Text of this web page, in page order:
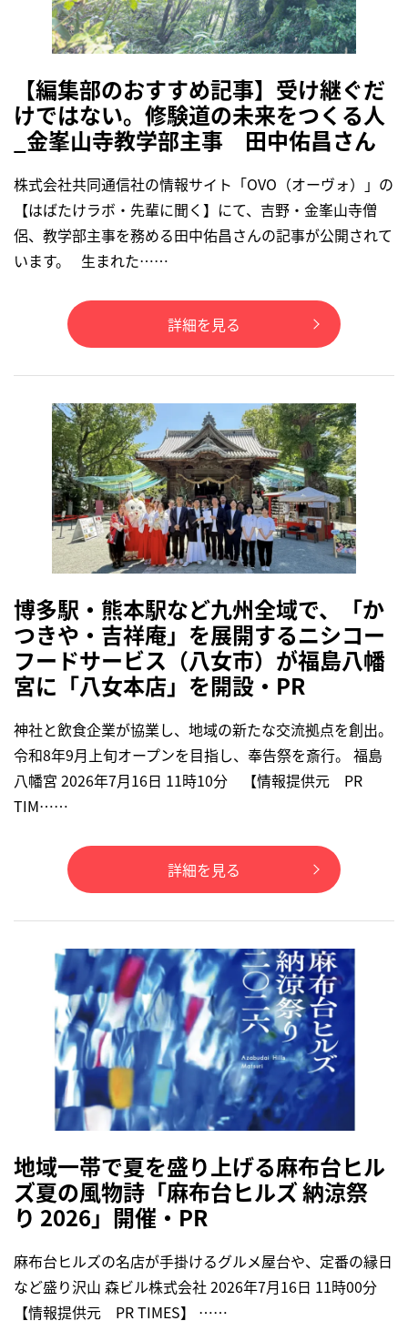
【編集部のおすすめ記事】受け継ぐだ
けではない。修験道の未来をつくる人
_金峯山寺教学部主事 田中佑昌さん
株式会社共同通信社の情報サイト「OVO（オーヴォ）」の
【はばたけラボ・先輩に聞く】にて、吉野・金峯山寺僧
侶、教学部主事を務める田中佑昌さんの記事が公開されて
います。 生まれた……
詳細を見る
博多駅・熊本駅など九州全域で、「か
つきや・吉祥庵」を展開するニシコー
フードサービス（八女市）が福島八幡
宮に「八女本店」を開設・PR
神社と飲食企業が協業し、地域の新たな交流拠点を創出。
令和8年9月上旬オープンを目指し、奉告祭を斎行。 福島
八幡宮 2026年7月16日 11時10分 【情報提供元 PR
TIM……
詳細を見る
地域一帯で夏を盛り上げる麻布台ヒル
ズ夏の風物詩「麻布台ヒルズ 納涼祭
り 2026」開催・PR
麻布台ヒルズの名店が手掛けるグルメ屋台や、定番の縁日
など盛り沢山 森ビル株式会社 2026年7月16日 11時00分
【情報提供元 PR TIMES】 ……